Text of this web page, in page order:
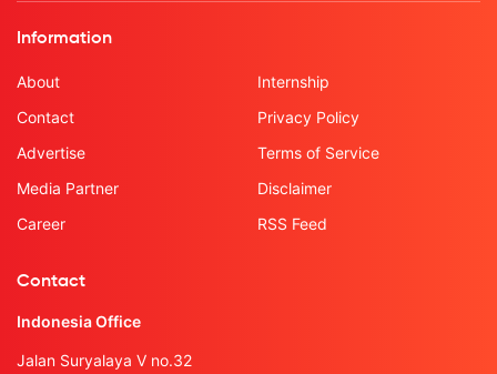
Information
About
Contact
Advertise
Media Partner
Career
Internship
Privacy Policy
Terms of Service
Disclaimer
RSS Feed
Contact
Indonesia Office
Jalan Suryalaya V no.32